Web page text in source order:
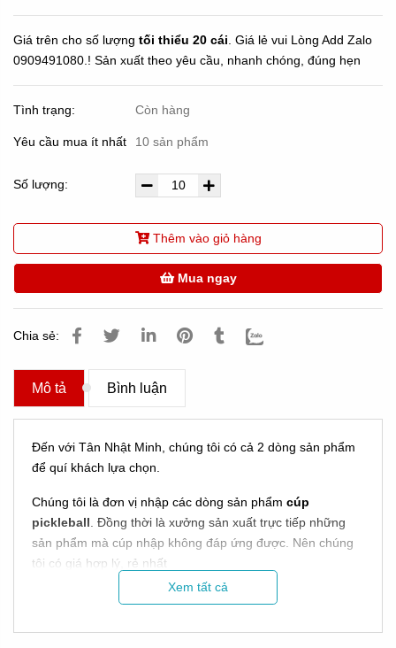
Giá trên cho số lượng tối thiểu 20 cái . Giá lẻ vui Lòng Add Zalo
0909491080.! Sản xuất theo yêu cầu, nhanh chóng, đúng hẹn
Tình trạng: Còn hàng
Yêu cầu mua ít nhất 10 sản phẩm
Số lượng:
Thêm vào giỏ hàng
Mua ngay
Chia sẻ:
Mô tả Bình luận
Đến với Tân Nhật Minh, chúng tôi có cả 2 dòng sản phẩm
để quí khách lựa chọn.
Chúng tôi là đơn vị nhập các dòng sản phẩm cúp
pickleball . Đồng thời là xưởng sản xuất trực tiếp những
sản phẩm mà cúp nhập không đáp ứng được. Nên chúng
tôi có giá hợp lý, rẻ nhất
Vơi hơn 15 năm trong nghề, chúng tôi tự hào là đơn vị có
Xem tất cả